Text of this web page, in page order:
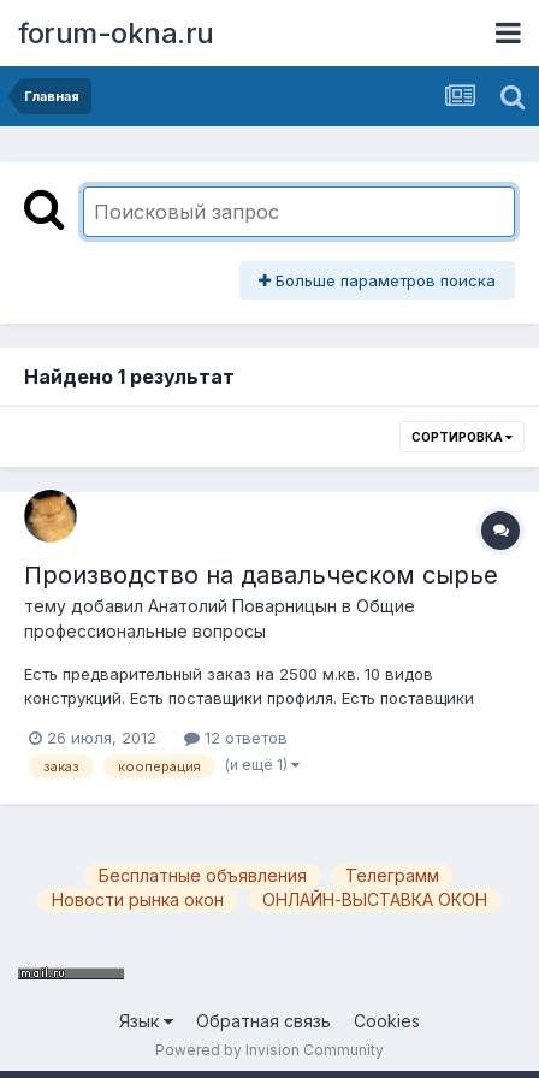
forum-okna.ru
Главная
Больше параметров поиска
Найдено 1 результат
СОРТИРОВКА
Производство на давальческом сырье
тему добавил Анатолий Поварницын в Общие
профессиональные вопросы
Есть предварительный заказ на 2500 м.кв. 10 видов
конструкций. Есть поставщики профиля. Есть поставщики
для ламинирования. Свое производство ставить не хочу.
Нужен производитель окон кому нужен объем работы.
26 июля, 2012 12 ответов
заказ кооперация (и ещё 1)
Бесплатные объявления
Телеграмм
Новости рынка окон
ОНЛАЙН-ВЫСТАВКА ОКОН
Язык Обратная связь Cookies
Powered by Invision Community